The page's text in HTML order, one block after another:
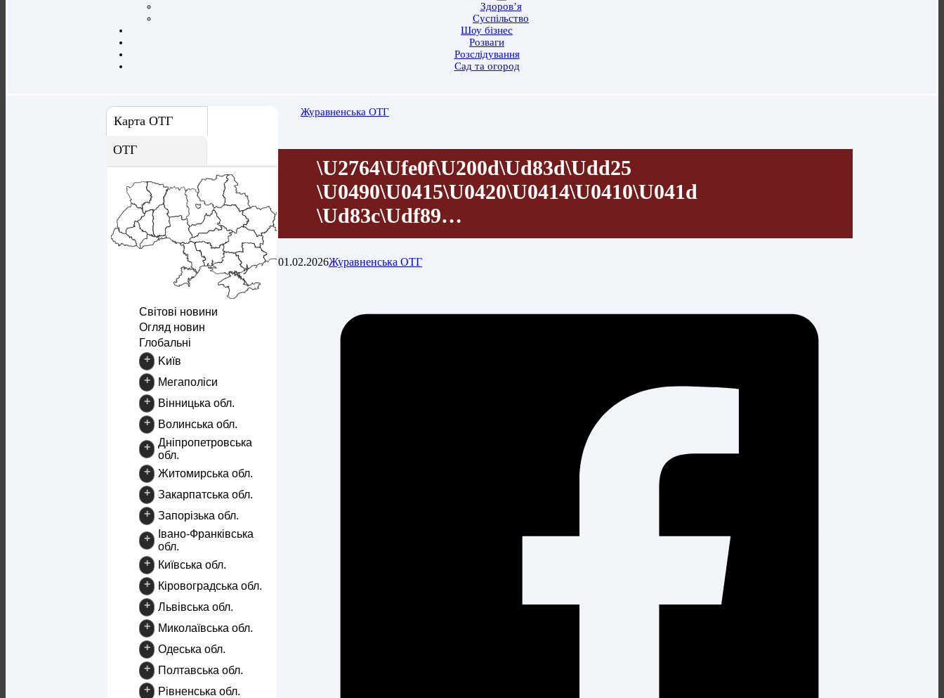
Здоров’я
Суспільство
Шоу бізнес
Розваги
Розслідування
Сад та огород
Карта ОТГ
ОТГ
Світові новини
Огляд новин
Глобальні
+
Kиїв
+
Mегаполіси
+
Вінницька обл.
+
Волинська обл.
+
Дніпропетровська
обл.
+
Житомирська обл.
+
Закарпатська обл.
+
Запорізька обл.
+
Івано-Франківська
обл.
+
Київська обл.
+
Кіровоградська обл.
+
Львівська обл.
+
Миколаївська обл.
+
Одеська обл.
+
Полтавська обл.
+
Рівненська обл.
Журавненська ОТГ
\u2764\ufe0f\u200d\ud83d\udd25
\u0490\u0415\u0420\u0414\u0410\u041d
\ud83c\udf89…
01.02.2026Журавненська ОТГ